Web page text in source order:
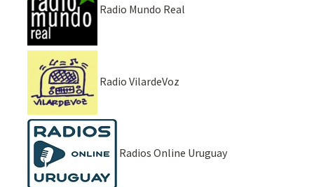
Radio Mundo Real
Radio VilardeVoz
Radios Online Uruguay